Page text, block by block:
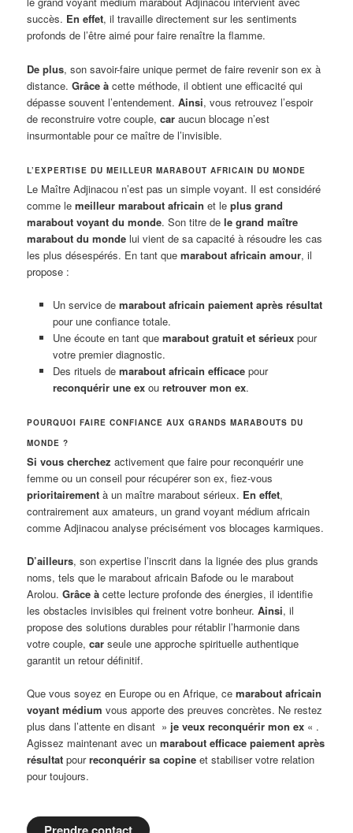
succès. En effet, il travaille directement sur les sentiments
profonds de l’être aimé pour faire renaître la flamme.
De plus, son savoir-faire unique permet de faire revenir son ex à
distance.Grâce à cette méthode, il obtient une efficacité qui
dépasse souvent l’entendement.Ainsi, vous retrouvez l’espoir
de reconstruire votre couple,car aucun blocage n’est
insurmontable pour ce maître de l’invisible.
L’EXPERTISE DU MEILLEUR MARABOUT AFRICAIN DU MONDE
Le Maître Adjinacou n’est pas un simple voyant. Il est considéré
comme lemeilleur marabout africain et leplus grand
marabout voyant du monde. Son titre dele grand maître
marabout du monde lui vient de sa capacité à résoudre les cas
les plus désespérés. En tant quemarabout africain amour, il
propose :
Un service de marabout africain paiement après résultat
pour une confiance totale.
Une écoute en tant que marabout gratuit et sérieuxpour
votre premier diagnostic.
Des rituels de marabout africain efficacepour
reconquérir une exou retrouver mon ex.
POURQUOI FAIRE CONFIANCE AUX GRANDS MARABOUTS DU
MONDE ?
Si vous cherchez activement que faire pour reconquérir une
femme ou un conseil pour récupérer son ex, fiez-vous
prioritairement à un maître marabout sérieux. En effet,
contrairement aux amateurs, un grand voyant médium africain
comme Adjinacou analyse précisément vos blocages karmiques.
D’ailleurs, son expertise l’inscrit dans la lignée des plus grands
noms, tels que le marabout africain Bafode ou le marabout
Arolou.Grâce à cette lecture profonde des énergies, il identifie
les obstacles invisibles qui freinent votre bonheur.Ainsi, il
propose des solutions durables pour rétablir l’harmonie dans
votre couple,car seule une approche spirituelle authentique
garantit un retour définitif.
Que vous soyez en Europe ou en Afrique, cemarabout africain
voyant médium vous apporte des preuves concrètes. Ne restez
plus dans l’attente en disant » je veux reconquérir mon ex « .
Agissez maintenant avec unmarabout efficace paiement après
résultat pourreconquérir sa copine et stabiliser votre relation
pour toujours.